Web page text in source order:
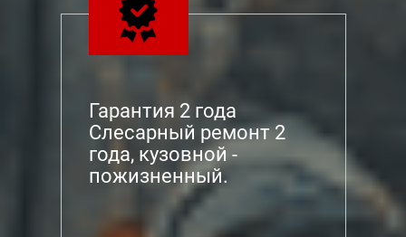
Гарантия 2 года
Слесарный ремонт 2
года, кузовной -
пожизненный.